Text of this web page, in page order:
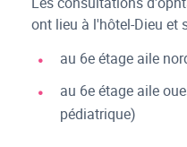
ont lieu à l'hôtel-Dieu et
au 6e étage aile
au 6e étage aile
pédiatrique)